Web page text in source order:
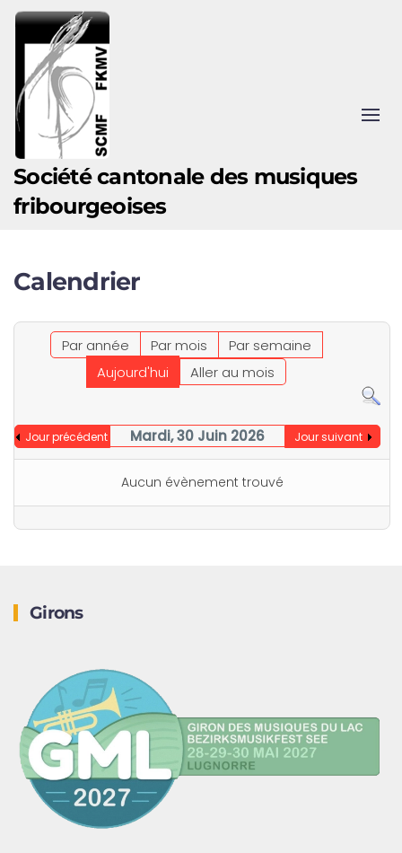
Accéder au contenu principal
Société cantonale des musiques
fribourgeoises
Calendrier
Par année Par mois
Par semaine
Aujourd'hui
Aller au mois
Jour précédent Mardi, 30 Juin 2026 Jour suivant
Aucun évènement trouvé
Girons